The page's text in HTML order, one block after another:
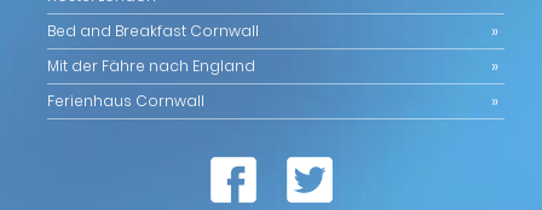
Bed and Breakfast Cornwall
Mit der Fähre nach England
Ferienhaus Cornwall